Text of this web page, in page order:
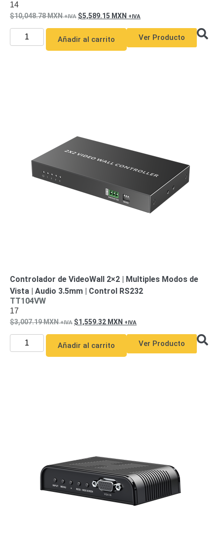
14
10,048.78MXN 5,589.15 MXN
Añadir al carrito Ver Producto
Controlador de VideoWall 2×2 | Multiples Modos de
Vista | Audio 3.5mm | Control RS232
TT104VW
17
3,007.19MXN 1,559.32 MXN
Añadir al carrito Ver Producto